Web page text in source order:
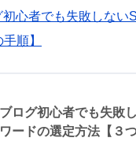
初心者でも失敗しない
順】
ブログ初心者でも失敗
ワードの選定方法【３